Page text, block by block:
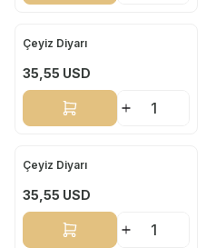
Yeni
Çeyiz Diyarı
35,55 USD
Sepete Ekle
Yeni
Çeyiz Diyarı
35,55 USD
Sepete Ekle